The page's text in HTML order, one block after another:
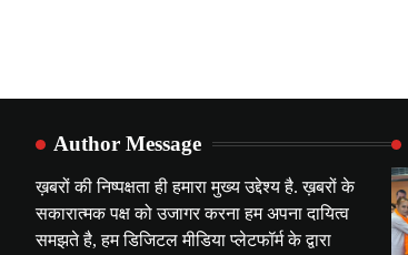
Author Message
ख़बरों की निष्पक्षता ही हमारा मुख्य उद्देश्य है. ख़बरों के
सकारात्मक पक्ष को उजागर करना हम अपना दायित्व
समझते है, हम डिजिटल मीडिया प्लेटफॉर्म के द्वारा